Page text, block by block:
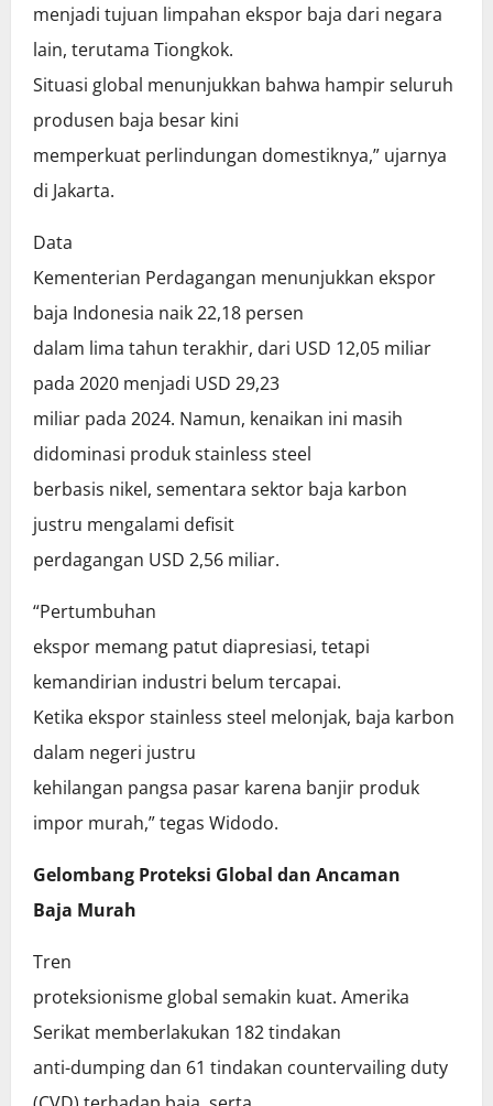
menjadi tujuan limpahan ekspor baja dari negara
lain, terutama Tiongkok.
Situasi global menunjukkan bahwa hampir seluruh
produsen baja besar kini
memperkuat perlindungan domestiknya,” ujarnya
di Jakarta.
Data
Kementerian Perdagangan menunjukkan ekspor
baja Indonesia naik 22,18 persen
dalam lima tahun terakhir, dari USD 12,05 miliar
pada 2020 menjadi USD 29,23
miliar pada 2024. Namun, kenaikan ini masih
didominasi produk stainless steel
berbasis nikel, sementara sektor baja karbon
justru mengalami defisit
perdagangan USD 2,56 miliar.
“Pertumbuhan
ekspor memang patut diapresiasi, tetapi
kemandirian industri belum tercapai.
Ketika ekspor stainless steel melonjak, baja karbon
dalam negeri justru
kehilangan pangsa pasar karena banjir produk
impor murah,” tegas Widodo.
Gelombang Proteksi Global dan Ancaman
Baja Murah
Tren
proteksionisme global semakin kuat. Amerika
Serikat memberlakukan 182 tindakan
anti-dumping dan 61 tindakan countervailing duty